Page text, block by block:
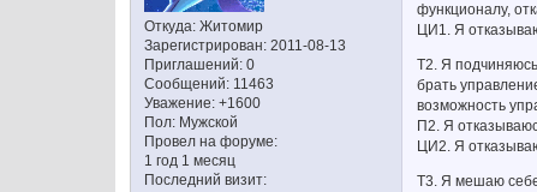
Откуда: Житомир
Зарегистрирован: 2011-08-13
Приглашений: 0
Сообщений: 11463
Уважение: +1600
Пол: Мужской
Провел на форуме:
1 год 1 месяц
Последний визит:
функционалу,
ЦИ1. Я
Т2. Я
брать
возможность
П2. Я
ЦИ2. Я
Т3. Я мешаю